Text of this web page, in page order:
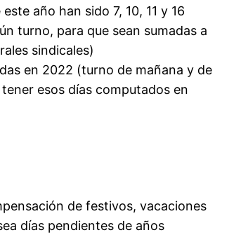
año han sido 7, 10, 11 y 16
turno, para que sean sumadas a
sindicales)
en 2022 (turno de mañana y de
esos días computados en
de festivos, vacaciones
días pendientes de años